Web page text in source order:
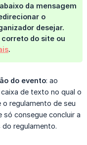
da mensagem
o
desejar.
do site ou
.
do evento: ao
de texto no qual o
regulamento de seu
consegue concluir a
regulamento.